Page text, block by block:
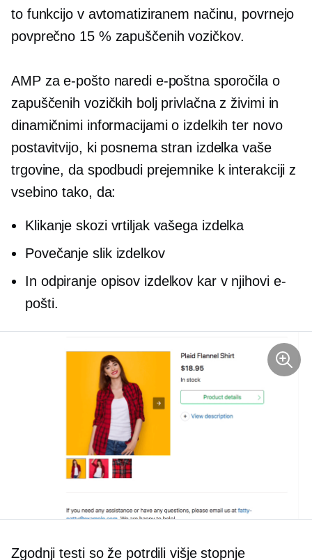
to funkcijo v avtomatiziranem načinu, povrnejo
povprečno 15 % zapuščenih vozičkov.
AMP za e-pošto naredi e-poštna sporočila o
zapuščenih vozičkih bolj privlačna z živimi in
dinamičnimi informacijami o izdelkih ter novo
postavitvijo, ki posnema stran izdelka vaše
trgovine, da spodbudi prejemnike k interakciji z
vsebino tako, da:
Klikanje skozi vrtiljak vašega izdelka
Povečanje slik izdelkov
In odpiranje opisov izdelkov kar v njihovi e-
pošti.
Zgodnji testi so že potrdili višje stopnje